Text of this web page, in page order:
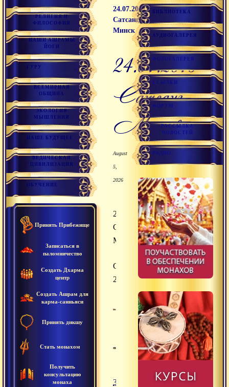
РЕЛИГИЯ И
ФИЛОСОФИЯ
НАШИ АШРАМЫ
ЙОГИ
ГУРУ
ВСЕМИРНАЯ
ОБЩИНА
ЭКОЛОГИЯ
МЫШЛЕНИЯ
НАШЕ БУДУЩЕЕ
ВЕДИЧЕСКАЯ
ЦИВИЛИЗАЦИЯ
ОБУЧЕНИЕ
Принять Прибежище
Записаться в
паломничество
Создать Дхарма
центр
Создать Ашрам для
карма-санньяси
Принять дикшу
Стать монахом
Получить
консультацию
монаха
24.07.2016
Сатсанг,
Минск
24.07.2016
Сатсанг,
Минск
August
5,
2026
24.07.2016
Сатсанг,
Минск
Сатсанги
2016
31.08.2016
БИБЛИОТЕКА
АУДИОГАЛЕРЕЯ
ФОТОГАЛЕРЕЯ
ССЫЛКИ
ФОРУМ
РАССЫЛКА
НОВОСТЕЙ
РАДИО